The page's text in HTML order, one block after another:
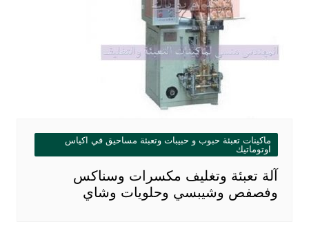
ماكينات تعبئة حبوب و حبيبات وتعبئة مساحيق في اكياس
اوتوماتيك
آلة تعبئة وتغليف مكسرات وسناكس
وفصفص وشيبسي وحلويات وشاي